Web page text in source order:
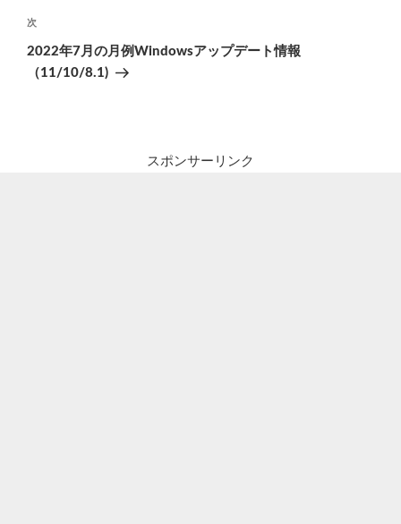
ゲ
ー
シ
次
の
投
次
2022年7月の月例Windowsアップデート情報
（11/10/8.1)
スポンサーリンク